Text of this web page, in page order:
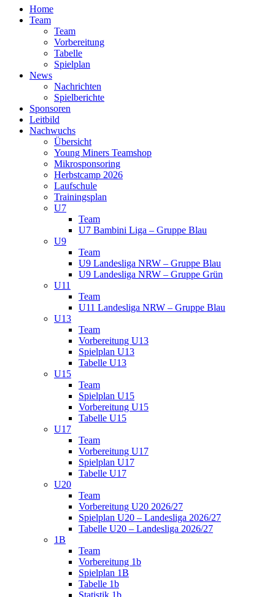
Home
Team
Team
Vorbereitung
Tabelle
Spielplan
News
Nachrichten
Spielberichte
Sponsoren
Leitbild
Nachwuchs
Übersicht
Young Miners Teamshop
Mikrosponsoring
Herbstcamp 2026
Laufschule
Trainingsplan
U7
Team
U7 Bambini Liga – Gruppe Blau
U9
Team
U9 Landesliga NRW – Gruppe Blau
U9 Landesliga NRW – Gruppe Grün
U11
Team
U11 Landesliga NRW – Gruppe Blau
U13
Team
Vorbereitung U13
Spielplan U13
Tabelle U13
U15
Team
Spielplan U15
Vorbereitung U15
Tabelle U15
U17
Team
Vorbereitung U17
Spielplan U17
Tabelle U17
U20
Team
Vorbereitung U20 2026/27
Spielplan U20 – Landesliga 2026/27
Tabelle U20 – Landesliga 2026/27
1B
Team
Vorbereitung 1b
Spielplan 1B
Tabelle 1b
Statistik 1b